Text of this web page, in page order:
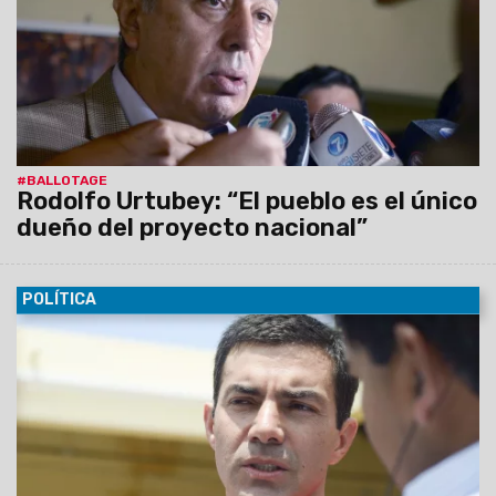
#BALLOTAGE
Rodolfo Urtubey: “El pueblo es el único
dueño del proyecto nacional”
Scioli es inclusivo, tolerante y para todos".
POLÍTICA
04/11/2015
El gobernador de Salta, Juan Manuel Urtubey
aseguró en Radio Mitre de Buenos Aires que "nosotros
tenemos a mi juicio el mejor candidato a presidente, ha
planteado y está planteando una agenda de trabajo muy
sustantiva y totalmente coherente con lo que planteamos en
términos de desarrollo".